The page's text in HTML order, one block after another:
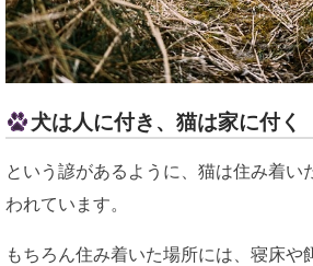
犬は人に付き、猫は家に付く
という諺があるように、猫は住み着い
われています。
もちろん住み着いた場所には、寝床や